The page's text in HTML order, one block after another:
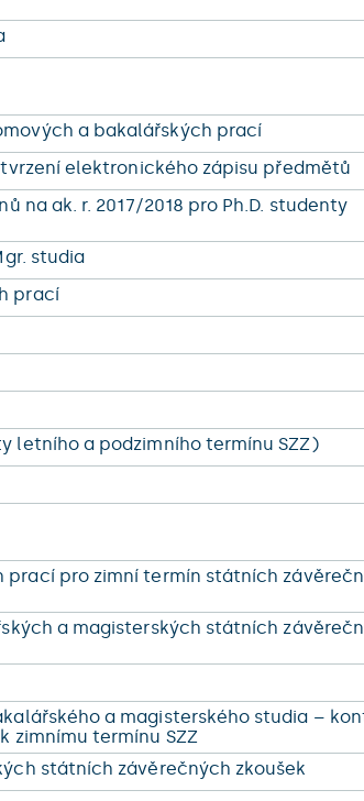
a bakalářských prací
elektronického zápisu předmětů
na ak. r. 2017/2018 pro Ph.D. studenty
studia
prací
letního a podzimního termínu SZZ)
pro zimní termín státních
a magisterských státních
a magisterského studia –
zimnímu termínu SZZ
státních závěrečných zkoušek